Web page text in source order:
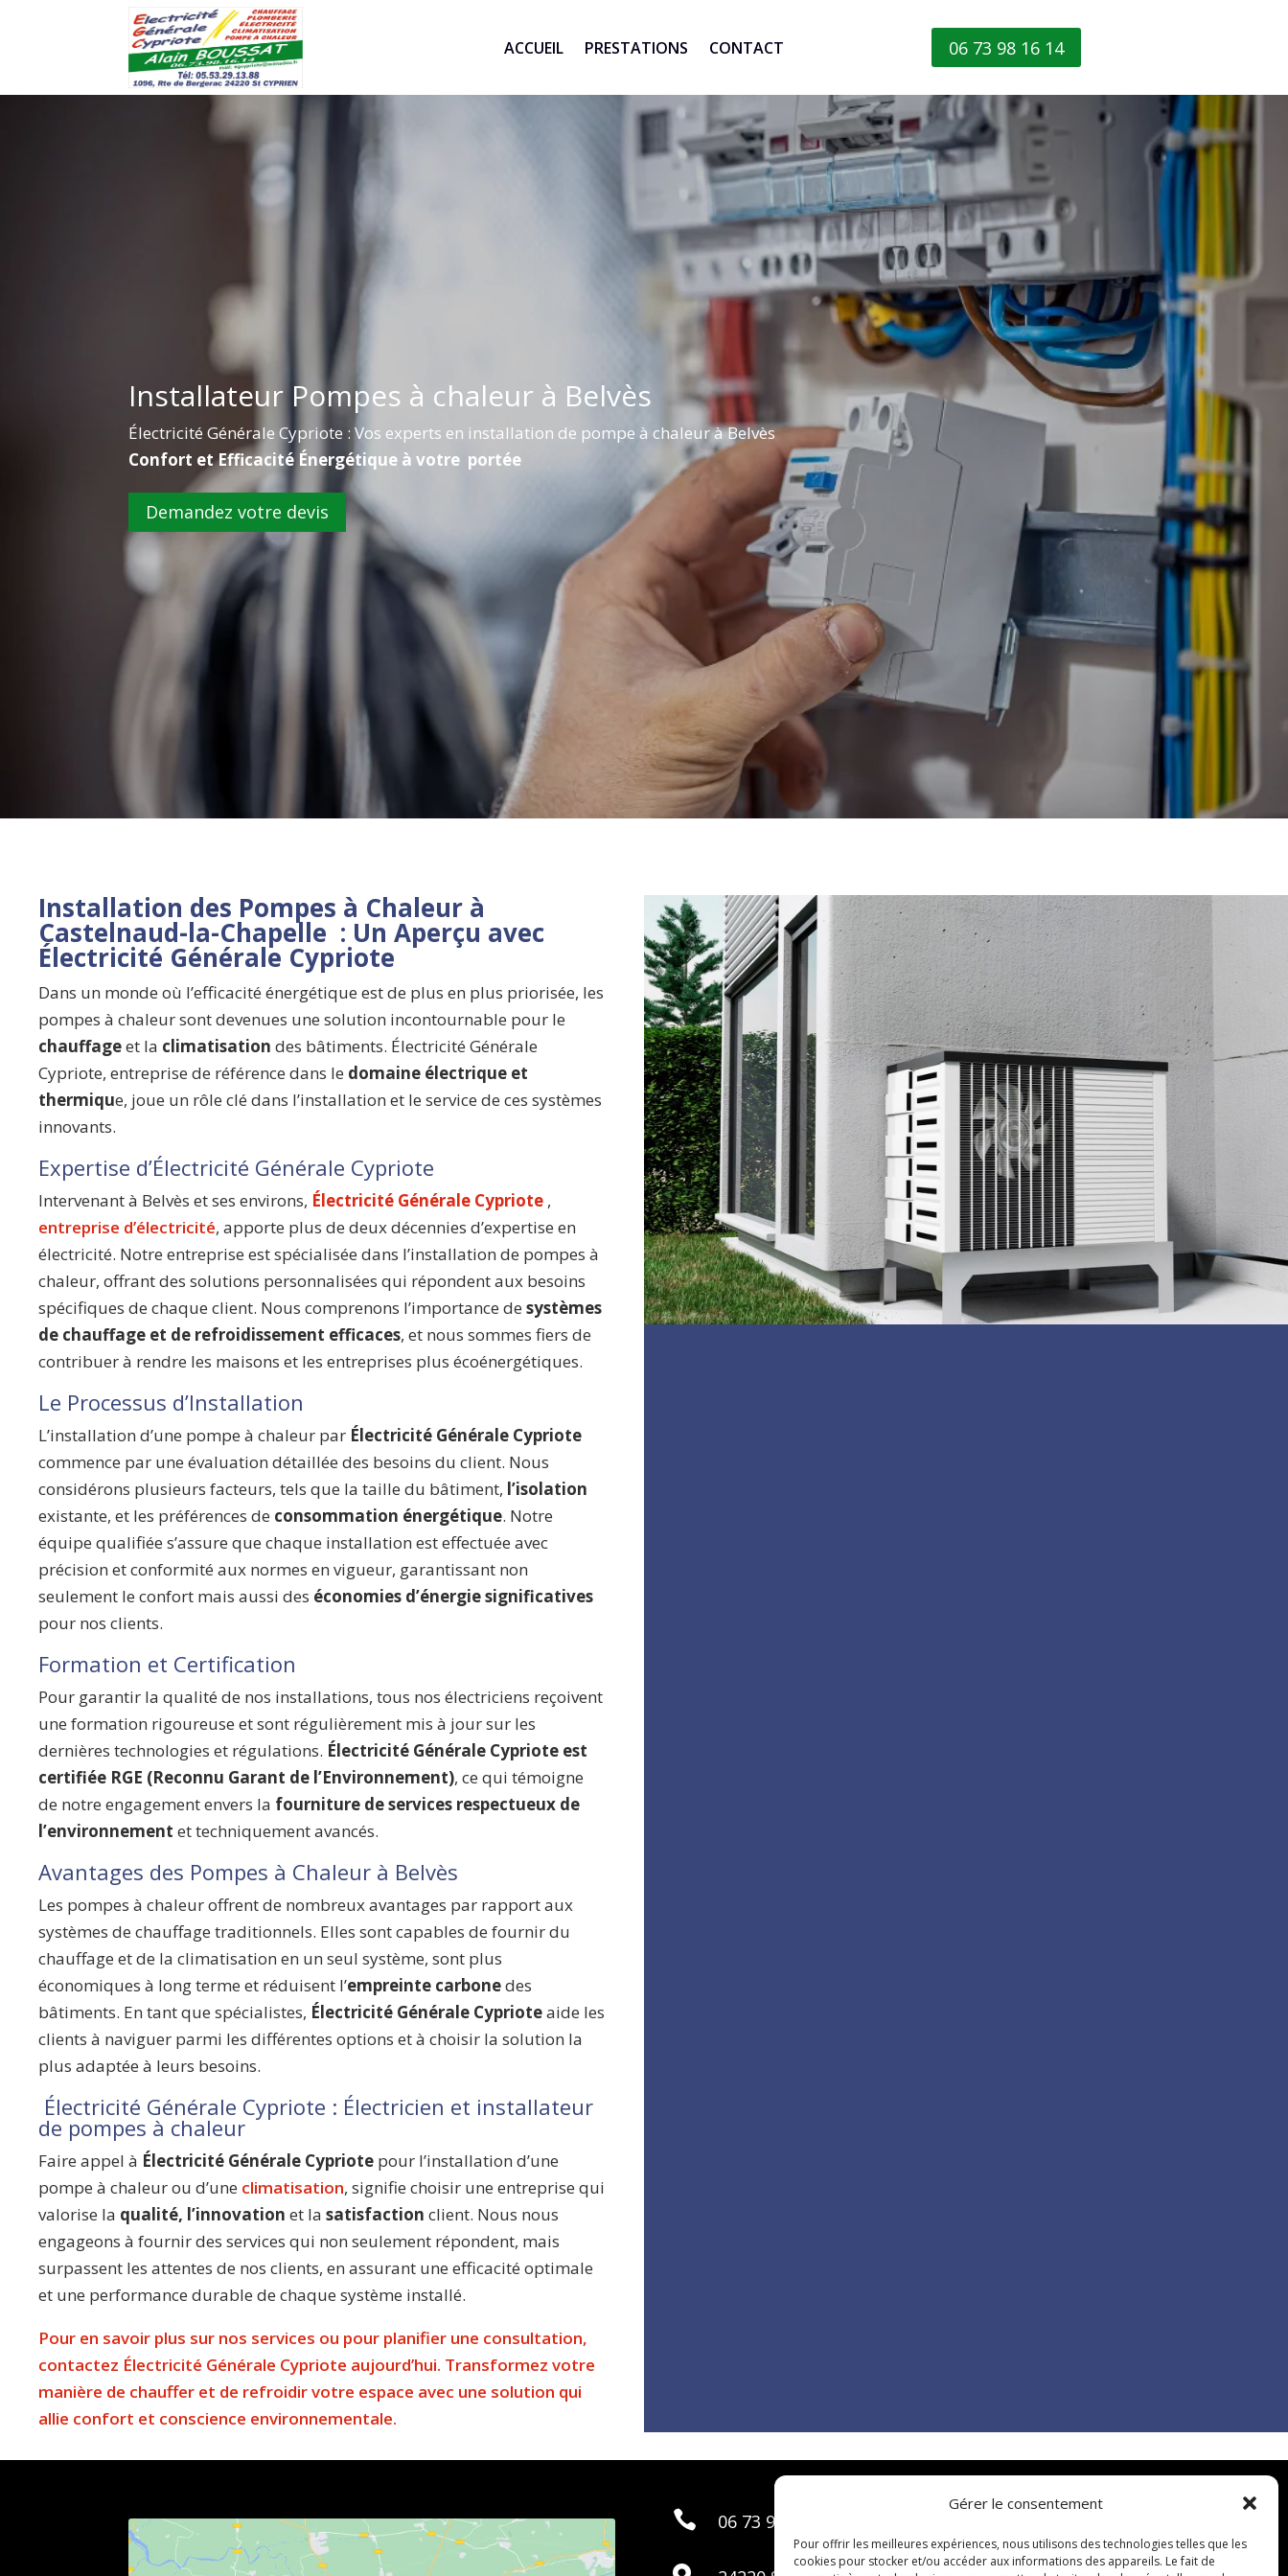
Gérer le consentement
Pour offrir les meilleures expériences, nous utilisons des technologies telles que les
cookies pour stocker et/ou accéder aux informations des appareils. Le fait de
ACCUEIL PRESTATIONS CONTACT 06 73 98 16 14
Installateur Pompes à chaleur à Belvès
Électricité Générale Cypriote : Vos experts en installation de pompe à chaleur à Belvès
Confort et Efficacité Énergétique à votre portée
Demandez votre devis
Installation des Pompes à Chaleur à
Castelnaud-la-Chapelle : Un Aperçu avec
Électricité Générale Cypriote
Dans un monde où l’efficacité énergétique est de plus en plus priorisée, les
pompes à chaleur sont devenues une solution incontournable pour le
chauffageet la climatisation des bâtiments. Électricité Générale
Cypriote, entreprise de référence dans le domaine électrique et
thermique, joue un rôle clé dans l’installation et le service de ces systèmes
innovants.
Expertise d’Électricité Générale Cypriote
Intervenant à Belvès et ses environs, Électricité Générale Cypriote ,
entreprise d’électricité, apporte plus de deux décennies d’expertise en
électricité. Notre entreprise est spécialisée dans l’installation de pompes à
chaleur, offrant des solutions personnalisées qui répondent aux besoins
spécifiques de chaque client. Nous comprenons l’importance desystèmes
de chauffage et de refroidissement efficaces, et nous sommes fiers de
contribuer à rendre les maisons et les entreprises plus écoénergétiques.
Le Processus d’Installation
L’installation d’une pompe à chaleur par Électricité Générale Cypriote
commence par une évaluation détaillée des besoins du client. Nous
considérons plusieurs facteurs, tels que la taille du bâtiment, l’isolation
existante, et les préférences de consommation énergétique. Notre
équipe qualifiée s’assure que chaque installation est effectuée avec
précision et conformité aux normes en vigueur, garantissant non
seulement le confort mais aussi des économies d’énergie significatives
pour nos clients.
Formation et Certification
Pour garantir la qualité de nos installations, tous nos électriciens reçoivent
une formation rigoureuse et sont régulièrement mis à jour sur les
dernières technologies et régulations. Électricité Générale Cypriote est
certifiée RGE (Reconnu Garant de l’Environnement), ce qui témoigne
de notre engagement envers la fourniture de services respectueux de
l’environnement et techniquement avancés.
Avantages des Pompes à Chaleur à Belvès
Les pompes à chaleur offrent de nombreux avantages par rapport aux
systèmes de chauffage traditionnels. Elles sont capables de fournir du
chauffage et de la climatisation en un seul système, sont plus
économiques à long terme et réduisent l’empreinte carbonedes
bâtiments. En tant que spécialistes, Électricité Générale Cyprioteaide les
clients à naviguer parmi les différentes options et à choisir la solution la
plus adaptée à leurs besoins.
Électricité Générale Cypriote : Électricien et installateur
de pompes à chaleur
Faire appel à Électricité Générale Cypriote pour l’installation d’une
pompe à chaleur ou d’une climatisation, signifie choisir une entreprise qui
valorise la qualité, l’innovation et lasatisfaction client. Nous nous
engageons à fournir des services qui non seulement répondent, mais
surpassent les attentes de nos clients, en assurant une efficacité optimale
et une performance durable de chaque système installé.
Pour en savoir plus sur nos services ou pour planifier une consultation,
contactez Électricité Générale Cypriote aujourd’hui. Transformez votre
manière de chauffer et de refroidir votre espace avec une solution qui
allie confort et conscience environnementale.
 06 73 98 16 14